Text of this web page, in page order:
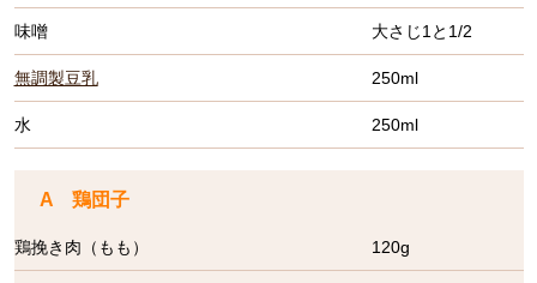
味噌 大さじ1と1/2
無調製豆乳 250ml
水 250ml
A 鶏団子
鶏挽き肉（もも） 120g